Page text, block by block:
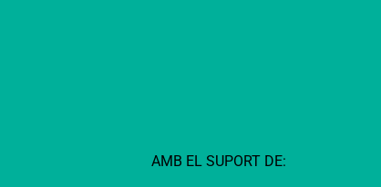
AMB EL SUPORT DE: